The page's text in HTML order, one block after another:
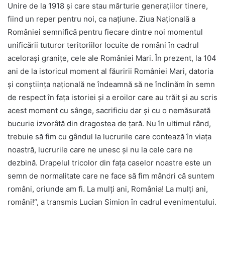
Unire de la 1918 şi care stau mărturie generaţiilor tinere,
fiind un reper pentru noi, ca naţiune. Ziua Naţională a
României semnifică pentru fiecare dintre noi momentul
unificării tuturor teritoriilor locuite de români în cadrul
aceloraşi graniţe, cele ale României Mari. În prezent, la 104
ani de la istoricul moment al făuririi României Mari, datoria
și conștiința națională ne îndeamnă să ne înclinăm în semn
de respect în fața istoriei și a eroilor care au trăit și au scris
acest moment cu sânge, sacrificiu dar și cu o nemăsurată
bucurie izvorâtă din dragostea de țară. Nu în ultimul rând,
trebuie să fim cu gândul la lucrurile care contează în viaţa
noastră, lucrurile care ne unesc şi nu la cele care ne
dezbină. Drapelul tricolor din faţa caselor noastre este un
semn de normalitate care ne face să fim mândri că suntem
români, oriunde am fi. La mulţi ani, România! La mulţi ani,
români!“, a transmis Lucian Simion în cadrul evenimentului.